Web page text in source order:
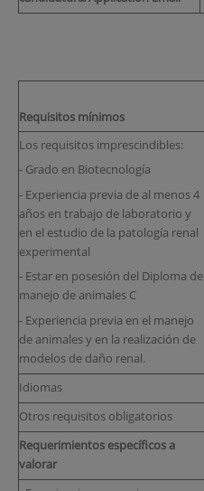
Requisitos mínimos
Los requisitos imprescindibles:
- Grado en Biotecnología
- Experiencia previa de al menos 4
años en trabajo de laboratorio y
en el estudio de la patología renal
experimental
- Estar en posesión del Diploma de
manejo de animales C
- Experiencia previa en el manejo
de animales y en la realización de
modelos de daño renal.
Idiomas
Otros requisitos obligatorios
Requerimientos específicos a
valorar